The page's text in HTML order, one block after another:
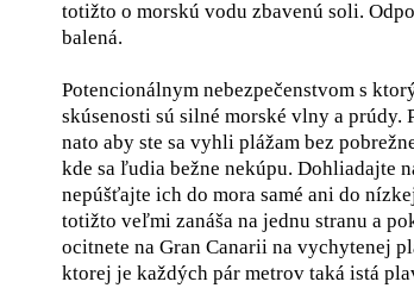
totižto o morskú vodu zbavenú soli.
balená.
Potencionálnym nebezpečenstvom s
skúsenosti sú silné morské vlny a prúdy.
nato aby ste sa vyhli plážam bez
kde sa ľudia bežne nekúpu. Dohliadajte
nepúšťajte ich do mora samé ani do
totižto veľmi zanáša na jednu stranu a
ocitnete na Gran Canarii na vychytenej
ktorej je každých pár metrov taká istá